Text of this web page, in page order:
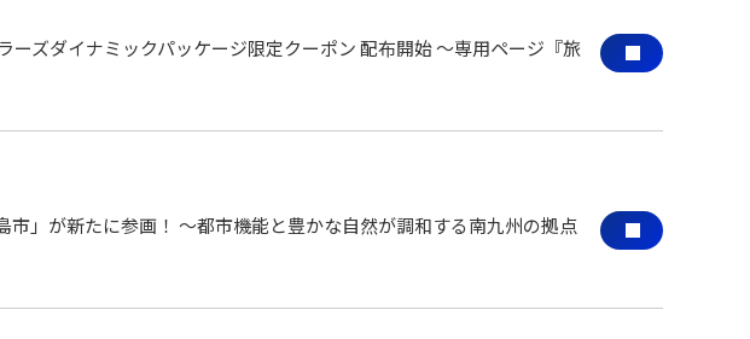
ズダイナミックパッケージ限定クーポン 配布開始 ～専用ページ『旅
」が新たに参画！ ～都市機能と豊かな自然が調和する南九州の拠点